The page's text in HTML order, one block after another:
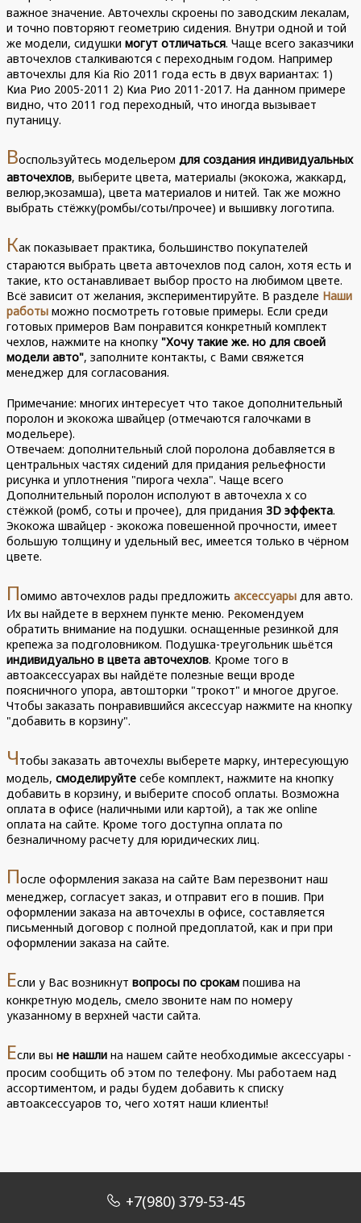
важное значение. Авточехлы скроены по заводским лекалам,
и точно повторяют геометрию сидения. Внутри одной и той
же модели, сидушкимогут отличаться. Чаще всего заказчики
авточехлов сталкиваются с переходным годом. Например
авточехлы для Kia Rio 2011 года есть в двух вариантах: 1)
Киа Рио 2005-2011 2) Киа Рио 2011-2017. На данном примере
видно, что 2011 год переходный, что иногда вызывает
путаницу.
Воспользуйтесь модельеромдля создания индивидуальных
авточехлов, выберите цвета, материалы (экокожа, жаккард,
велюр,экозамша), цвета материалов и нитей. Так же можно
выбрать стёжку(ромбы/соты/прочее) и вышивку логотипа.
Как показывает практика, большинство покупателей
стараются выбрать цвета авточехлов под салон, хотя есть и
такие, кто останавливает выбор просто на любимом цвете.
Всё зависит от желания, экспериментируйте. В разделе Наши
работы можно посмотреть готовые примеры. Если среди
готовых примеров Вам понравится конкретный комплект
чехлов, нажмите на кнопку "Хочу такие же. но для своей
модели авто", заполните контакты, с Вами свяжется
менеджер для согласования.
Примечание: многих интересует что такое дополнительный
поролон и экокожа швайцер (отмечаются галочками в
модельере).
Отвечаем: дополнительный слой поролона добавляется в
центральных частях сидений для придания рельефности
рисунка и уплотнения "пирога чехла". Чаще всего
Дополнительный поролон исполуют в авточехла х со
стёжкой (ромб, соты и прочее), для придания3D эффекта.
Экокожа швайцер - экокожа повешенной прочности, имеет
большую толщину и удельный вес, имеется только в чёрном
цвете.
Помимо авточехлов рады предложитьаксессуары для авто.
Их вы найдете в верхнем пункте меню. Рекомендуем
обратить внимание на подушки. оснащенные резинкой для
крепежа за подголовником. Подушка-треугольник шьётся
индивидуально в цвета авточехлов. Кроме того в
автоаксессуарах вы найдёте полезные вещи вроде
поясничного упора, автошторки "трокот" и многое другое.
Чтобы заказать понравившийся аксессуар нажмите на кнопку
"добавить в корзину".
Чтобы заказать авточехлы выберете марку, интересующую
модель,смоделируйте себе комплект, нажмите на кнопку
добавить в корзину, и выберите способ оплаты. Возможна
оплата в офисе (наличными или картой), а так же online
оплата на сайте. Кроме того доступна оплата по
безналичному расчету для юридических лиц.
После оформления заказа на сайте Вам перезвонит наш
менеджер, согласует заказ, и отправит его в пошив. При
оформлении заказа на авточехлы в офисе, составляется
письменный договор с полной предоплатой, как и при при
оформлении заказа на сайте.
Если у Вас возникнутвопросы по срокам пошива на
конкретную модель, смело звоните нам по номеру
указанному в верхней части сайта.
Если выне нашлина нашем сайте необходимые аксессуары -
просим сообщить об этом по телефону. Мы работаем над
ассортиментом, и рады будем добавить к списку
автоаксессуаров то, чего хотят наши клиенты!
+7(980) 379-53-45